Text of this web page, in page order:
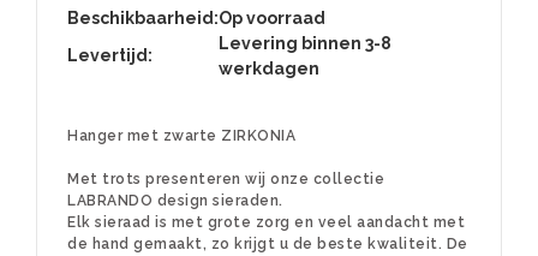
Beschikbaarheid:Op voorraad
Levertijd:
Levering binnen 3-8
werkdagen
Hanger met zwarte ZIRKONIA
Met trots presenteren wij onze collectie
LABRANDO design sieraden.
Elk sieraad is met grote zorg en veel aandacht met
de hand gemaakt, zo krijgt u de beste kwaliteit. De